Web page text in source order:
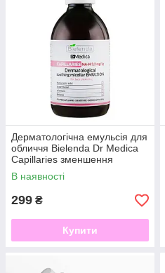
Дерматологічна емульсія для
обличчя Bielenda Dr Medica
Capillaries зменшення
почервонінь, гіпоалергенная,
250 мл
В наявності
299 ₴
Купити